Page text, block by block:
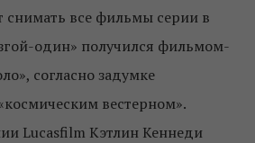
снимать все фильмы серии в
один» получился фильмом-
согласно задумке
вестерном».
Lucasfilm Кэтлин Кеннеди